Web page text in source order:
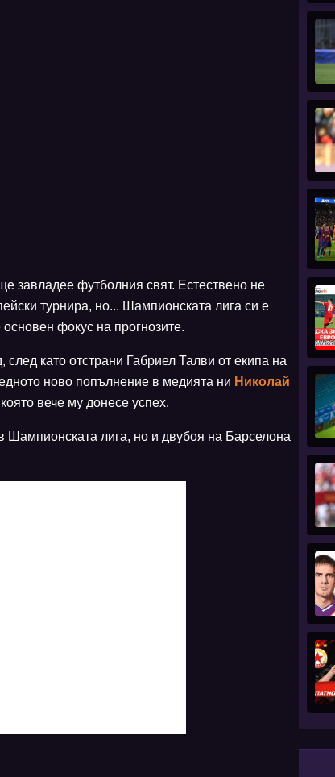
завладее футболния свят. Естествено не
турнира, но... Шампионската лига си е
фокус на прогнозите.
като отстрани Габриел Талви от екипа на
ново попълнение в медията ни Николай
вече му донесе успех.
Шампионската лига, но и двубоя на Барселона